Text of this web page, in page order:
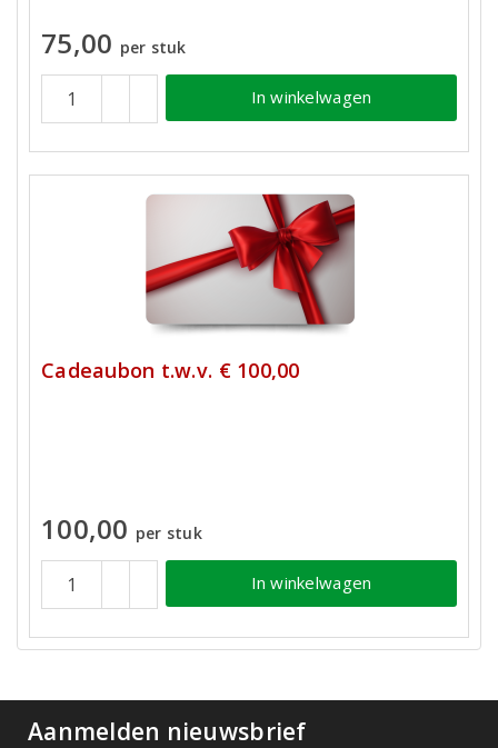
75,00 per stuk
In winkelwagen
Cadeaubon t.w.v. € 100,00
100,00 per stuk
In winkelwagen
Aanmelden nieuwsbrief